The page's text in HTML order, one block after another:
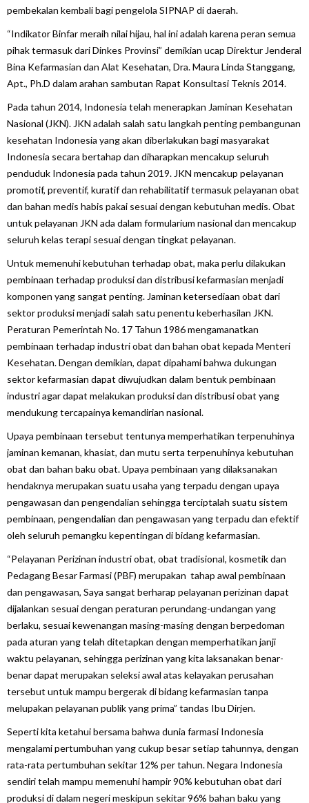
pembekalan kembali bagi pengelola SIPNAP di daerah.
“Indikator Binfar meraih nilai hijau, hal ini adalah karena peran semua
pihak termasuk dari Dinkes Provinsi” demikian ucap Direktur Jenderal
Bina Kefarmasian dan Alat Kesehatan, Dra. Maura Linda Stanggang,
Apt., Ph.D dalam arahan sambutan Rapat Konsultasi Teknis 2014.
Pada tahun 2014, Indonesia telah menerapkan Jaminan Kesehatan
Nasional (JKN). JKN adalah salah satu langkah penting pembangunan
kesehatan Indonesia yang akan diberlakukan bagi masyarakat
Indonesia secara bertahap dan diharapkan mencakup seluruh
penduduk Indonesia pada tahun 2019. JKN mencakup pelayanan
promotif, preventif, kuratif dan rehabilitatif termasuk pelayanan obat
dan bahan medis habis pakai sesuai dengan kebutuhan medis. Obat
untuk pelayanan JKN ada dalam formularium nasional dan mencakup
seluruh kelas terapi sesuai dengan tingkat pelayanan.
Untuk memenuhi kebutuhan terhadap obat, maka perlu dilakukan
pembinaan terhadap produksi dan distribusi kefarmasian menjadi
komponen yang sangat penting. Jaminan ketersediaan obat dari
sektor produksi menjadi salah satu penentu keberhasilan JKN.
Peraturan Pemerintah No. 17 Tahun 1986 mengamanatkan
pembinaan terhadap industri obat dan bahan obat kepada Menteri
Kesehatan. Dengan demikian, dapat dipahami bahwa dukungan
sektor kefarmasian dapat diwujudkan dalam bentuk pembinaan
industri agar dapat melakukan produksi dan distribusi obat yang
mendukung tercapainya kemandirian nasional.
Upaya pembinaan tersebut tentunya memperhatikan terpenuhinya
jaminan kemanan, khasiat, dan mutu serta terpenuhinya kebutuhan
obat dan bahan baku obat. Upaya pembinaan yang dilaksanakan
hendaknya merupakan suatu usaha yang terpadu dengan upaya
pengawasan dan pengendalian sehingga terciptalah suatu sistem
pembinaan, pengendalian dan pengawasan yang terpadu dan efektif
oleh seluruh pemangku kepentingan di bidang kefarmasian.
“Pelayanan Perizinan industri obat, obat tradisional, kosmetik dan
Pedagang Besar Farmasi (PBF) merupakan tahap awal pembinaan
dan pengawasan, Saya sangat berharap pelayanan perizinan dapat
dijalankan sesuai dengan peraturan perundang-undangan yang
berlaku, sesuai kewenangan masing-masing dengan berpedoman
pada aturan yang telah ditetapkan dengan memperhatikan janji
waktu pelayanan, sehingga perizinan yang kita laksanakan benar-
benar dapat merupakan seleksi awal atas kelayakan perusahan
tersebut untuk mampu bergerak di bidang kefarmasian tanpa
melupakan pelayanan publik yang prima” tandas Ibu Dirjen.
Seperti kita ketahui bersama bahwa dunia farmasi Indonesia
mengalami pertumbuhan yang cukup besar setiap tahunnya, dengan
rata-rata pertumbuhan sekitar 12% per tahun. Negara Indonesia
sendiri telah mampu memenuhi hampir 90% kebutuhan obat dari
produksi di dalam negeri meskipun sekitar 96% bahan baku yang